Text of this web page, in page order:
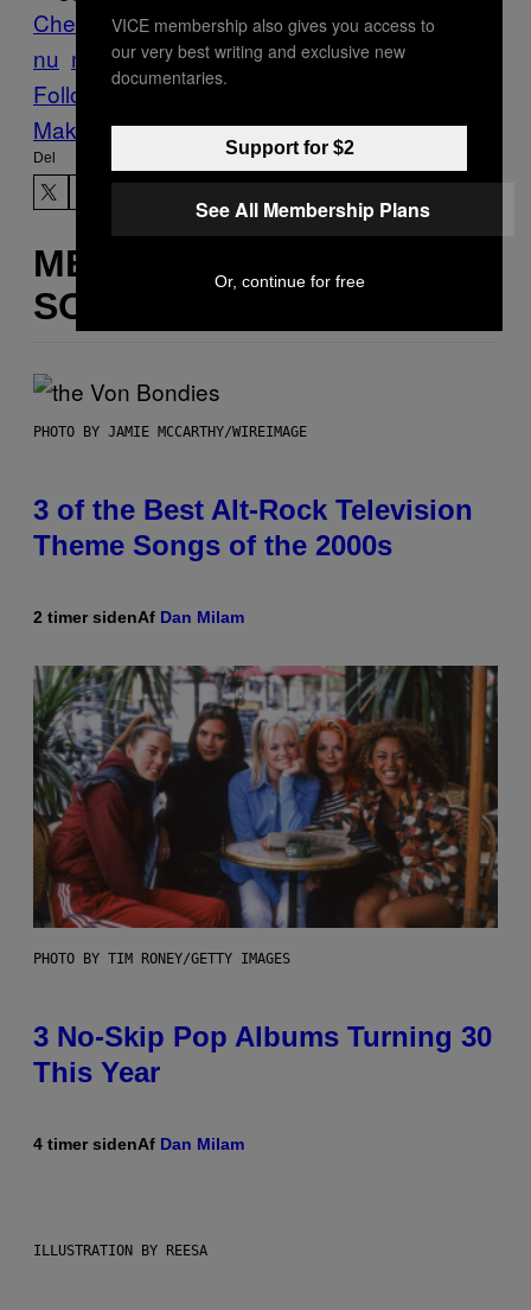
Chen San-yuan​ Det sker lige
nu mobil Pokemon Go spil Taiwan
Follow Us On Discover
Make Us Preferred In Top Stories
Del
MERE
SOM DETTE
PHOTO BY JAMIE MCCARTHY/WIREIMAGE
3 of the Best Alt-Rock Television
Theme Songs of the 2000s
2 timer sidenAf Dan Milam
PHOTO BY TIM RONEY/GETTY IMAGES
3 No-Skip Pop Albums Turning 30
This Year
4 timer sidenAf Dan Milam
ILLUSTRATION BY REESA
VICE membership also gives you access to
our very best writing and exclusive new
documentaries.
Support for $2
See All Membership Plans
Or, continue for free